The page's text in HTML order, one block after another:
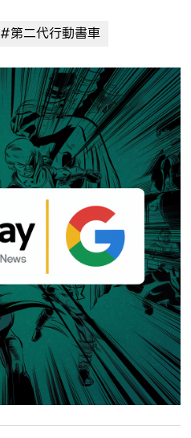
#第二代行動書車